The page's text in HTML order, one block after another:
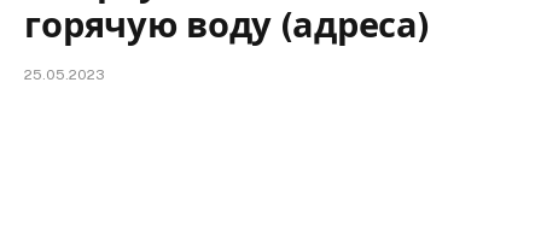
горячую воду (адреса)
25.05.2023